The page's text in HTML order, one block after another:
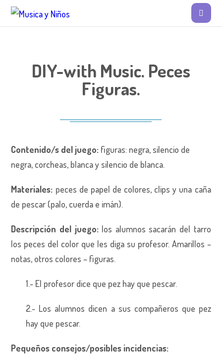
DIY-with Music. Peces
Figuras.
Contenido/s del juego: figuras: negra, silencio de
negra, corcheas, blanca y silencio de blanca.
Materiales: peces de papel de colores, clips y una caña
de pescar (palo, cuerda e imán).
Descripción del juego: los alumnos sacarán del tarro
los peces del color que les diga su profesor. Amarillos –
notas, otros colores – figuras.
1.- El profesor dice que pez hay que pescar.
2.- Los alumnos dicen a sus compañeros que pez
hay que pescar.
Pequeños consejos/posibles incidencias: